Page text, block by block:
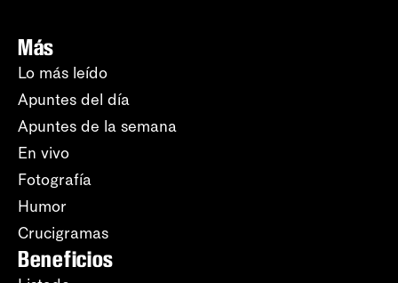
Más
Lo más leído
Apuntes del día
Apuntes de la semana
En vivo
Fotografía
Humor
Crucigramas
Beneficios